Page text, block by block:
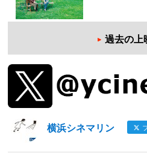
過去の上
横浜シネマリン